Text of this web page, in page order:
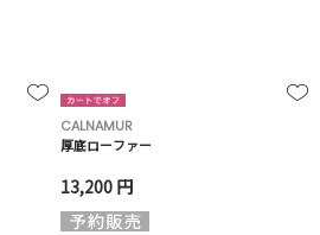
CALNAMUR
厚底ローファー
13,200 円